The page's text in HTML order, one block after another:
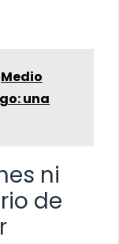
Medio
una
ni
de